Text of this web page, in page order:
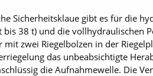
Sicherheitsklaue gibt es für die
38 t) und die vollhydraulischen
zwei Riegelbolzen in der
das unbeabsichtigte
die Aufnahmewelle. Die